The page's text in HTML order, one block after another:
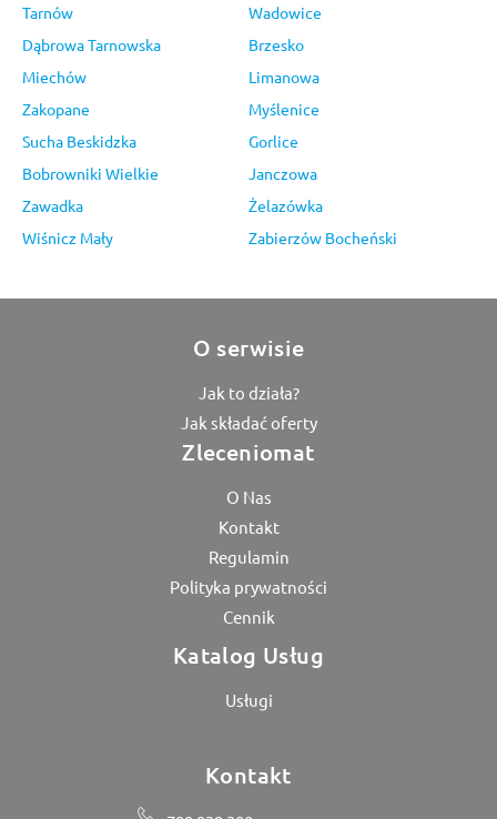
Tarnów
Wadowice
Dąbrowa Tarnowska
Brzesko
Miechów
Limanowa
Zakopane
Myślenice
Sucha Beskidzka
Gorlice
Bobrowniki Wielkie
Janczowa
Zawadka
Żelazówka
Wiśnicz Mały
Zabierzów Bocheński
O serwisie
Jak to działa?
Jak składać oferty
Zleceniomat
O Nas
Kontakt
Regulamin
Polityka prywatności
Cennik
Katalog Usług
Usługi
Kontakt